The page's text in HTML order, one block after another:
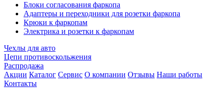
Блоки согласования фаркопа
Адаптеры и переходники для розетки фаркопа
Крюки к фаркопам
Электрика и розетки к фаркопам
Чехлы для авто
Цепи противоскольжения
Распродажа
Акции Каталог Сервис О компании Отзывы Наши работы
Контакты